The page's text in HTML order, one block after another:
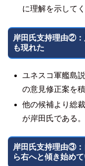
に理解を示して
岸田氏支持理由②
も現れた
ユネスコ軍艦島
の意見修正案を
他の候補より総
が岸田氏である。
岸田氏支持理由③：
ら右へと傾き始め